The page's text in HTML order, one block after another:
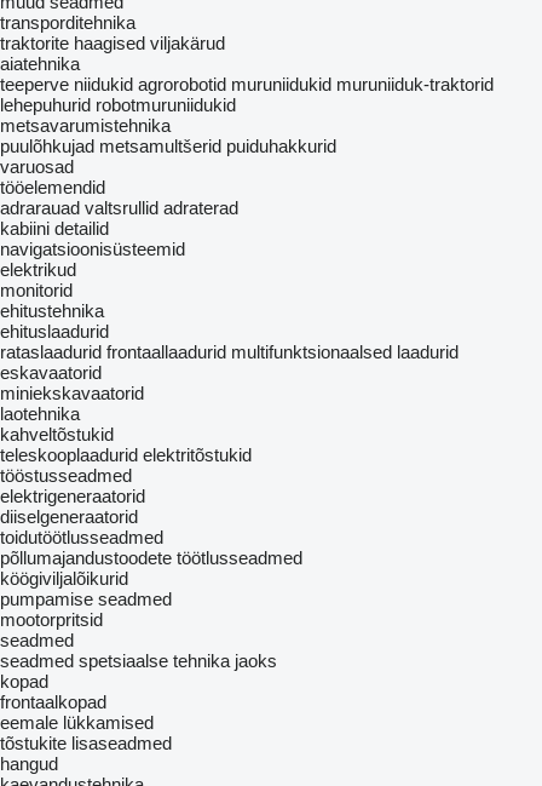
transporditehnika
traktorite haagised viljakärud
aiatehnika
teeperve niidukid agrorobotid muruniidukid muruniiduk-traktorid
lehepuhurid robotmuruniidukid
metsavarumistehnika
puulõhkujad metsamultšerid puiduhakkurid
varuosad
tööelemendid
adrarauad valtsrullid adraterad
kabiini detailid
navigatsioonisüsteemid
elektrikud
monitorid
ehitustehnika
ehituslaadurid
rataslaadurid frontaallaadurid multifunktsionaalsed laadurid
eskavaatorid
miniekskavaatorid
laotehnika
kahveltõstukid
teleskooplaadurid elektritõstukid
tööstusseadmed
elektrigeneraatorid
diiselgeneraatorid
toidutöötlusseadmed
põllumajandustoodete töötlusseadmed
köögiviljalõikurid
pumpamise seadmed
mootorpritsid
seadmed
seadmed spetsiaalse tehnika jaoks
kopad
frontaalkopad
eemale lükkamised
tõstukite lisaseadmed
hangud